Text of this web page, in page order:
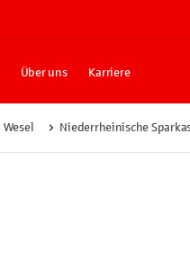
Über uns Karriere
Wesel Niederrheinische